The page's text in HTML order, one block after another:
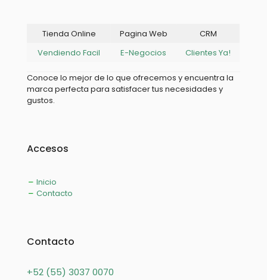
Tienda Online Pagina Web
CRM
Vendiendo Facil
E-Negocios Clientes Ya!
Conoce lo mejor de lo que ofrecemos y encuentra la
marca perfecta para satisfacer tus necesidades y
gustos.
Accesos
Inicio
Contacto
Contacto
+52 (55) 3037 0070